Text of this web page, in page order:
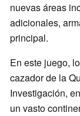
nuevas áreas
adicionales,
principal.
En este juego,
cazador de la
Investigación,
un vasto